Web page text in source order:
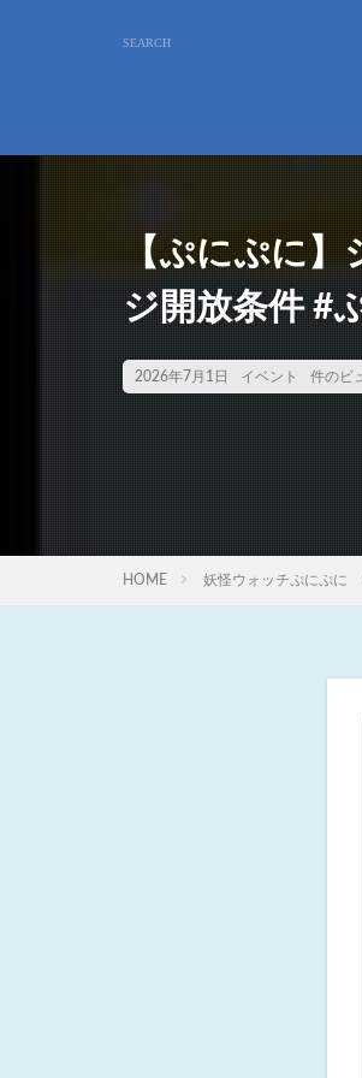
【ぷにぷに
ジ開放条件 #
2026年7月1日 イベント 件のビ
HOME 妖怪ウォッチぷにぷに